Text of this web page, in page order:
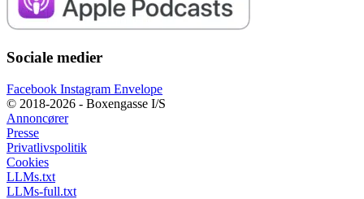
Sociale medier
Facebook Instagram Envelope
© 2018-2026 - Boxengasse I/S
Annoncører
Presse
Privatlivspolitik
Cookies
LLMs.txt
LLMs-full.txt